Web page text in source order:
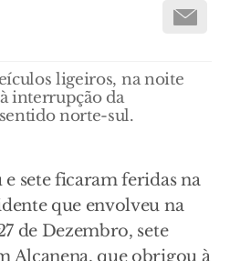
ligeiros, na noite
interrupção da
norte-sul.
sete ficaram feridas na
que envolveu na
de Dezembro, sete
Alcanena, que obrigou à